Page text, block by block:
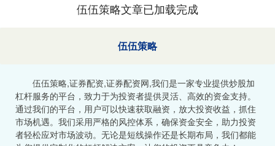
伍伍策略文章已加载完成
伍伍策略
伍伍策略,证券配资,证券配资网,我们是一家专业提供炒股加
杠杆服务的平台，致力于为投资者提供灵活、高效的资金支持。
通过我们的平台，用户可以快速获取融资，放大投资收益，抓住
市场机遇。我们采用严格的风控体系，确保资金安全，助力投资
者轻松应对市场波动。无论是短线操作还是长期布局，我们都能